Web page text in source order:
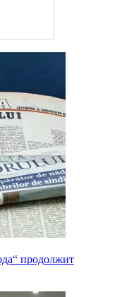
продолжит